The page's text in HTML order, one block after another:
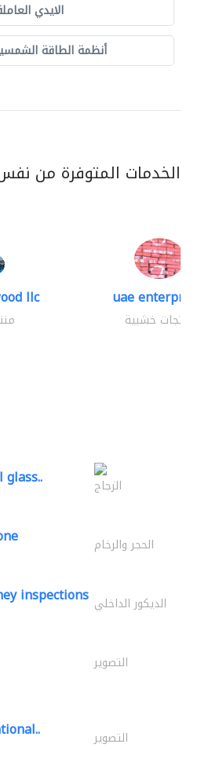
الايدي
أنظمة الطاقة
الخدمات المتوفرة من
llc uae enterprises
منتجات خشبية
الزجاج
الحجر والرخام
inspections الديكور الداخلي
التصوير
التصوير